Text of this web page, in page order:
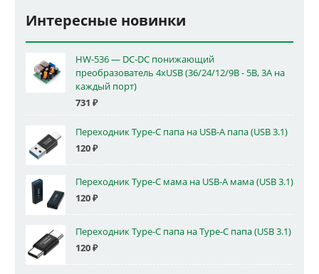
Интересные новинки
HW-536 — DC-DC понижающий
преобразователь 4xUSB (36/24/12/9В - 5В, 3А на
каждый порт)
731 ₽
Переходник Type-C папа на USB-A папа (USB 3.1)
120₽
Переходник Type-C мама на USB-A мама (USB 3.1)
120₽
Переходник Type-C папа на Type-C папа (USB 3.1)
120₽